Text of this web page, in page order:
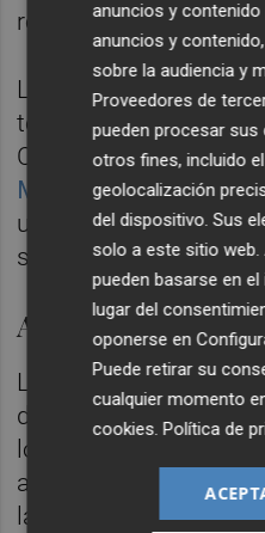
recorrido legal que
La admisión no
tenemos en cuenta
Consultiuemitió un
Marzà
a justificar la
universidades
su caso reconsiderar
Aproximación
Lo verdaderamente
de esta cuestión en
los recursos sigan su
acercamiento que
la Conselleria y la
anuncios y
anuncios y
sobre la audiencia y
Proveedores de
pueden procesar
otros fines, incluido
geolocalización
del dispositivo. Sus
solo a este sitio
pueden basarse en
lugar del
oponerse en
Puede retirar su
cualquier momento
cookies.Política de